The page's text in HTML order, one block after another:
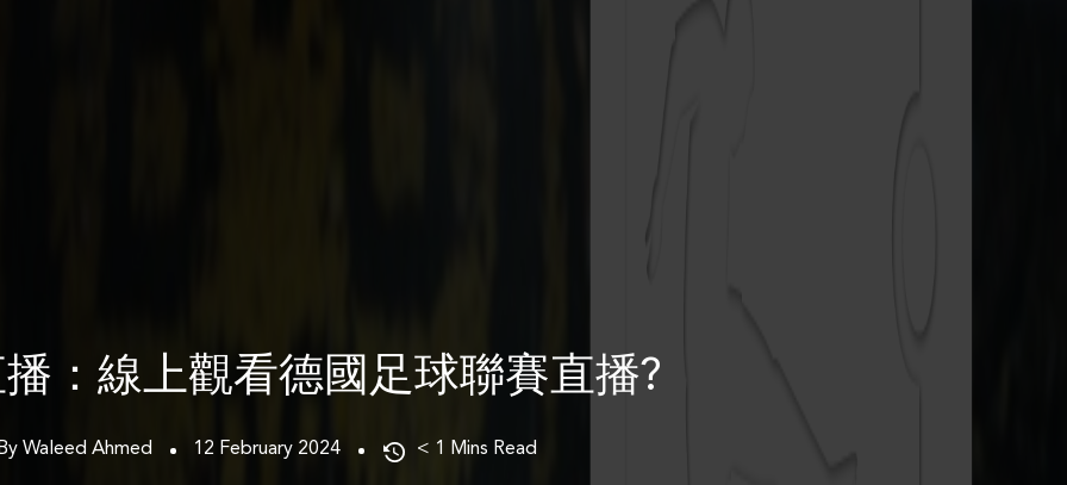
：線上觀看德國足球聯賽直播?
Waleed Ahmed 12 February 2024 < 1 Mins Read